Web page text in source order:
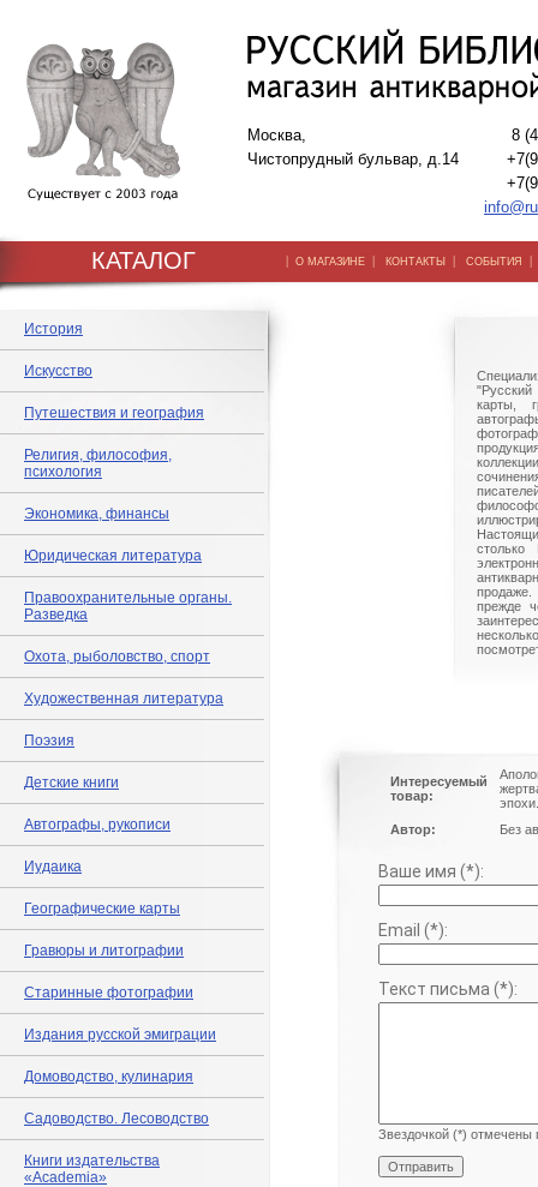
Москва,
Чистопрудный бульвар, д.14
8
КАТАЛОГ | О МАГАЗИНЕ | КОНТАКТЫ | СОБЫТИЯ
История
Искусство
Путешествия и география
Религия, философия,
психология
Экономика, финансы
Юридическая литература
Правоохранительные органы.
Разведка
Охота, рыболовство, спорт
Художественная литература
Поэзия
Детские книги
Автографы, рукописи
Иудаика
Географические карты
Гравюры и литографии
Старинные фотографии
Издания русской эмиграции
Домоводство, кулинария
Садоводство. Лесоводство
Книги издательства
«Academia»
"Русский
карты,
столько
прежде
Интересуемый
товар:
Автор:
Без
Ваше имя (*):
Email (*):
Текст письма (*):
Звездочкой (*) отмечены